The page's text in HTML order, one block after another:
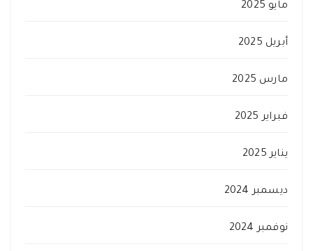
مايو 2025
أبريل 2025
مارس 2025
فبراير 2025
يناير 2025
ديسمبر 2024
نوفمبر 2024